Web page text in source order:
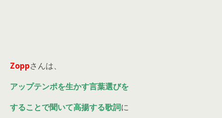
Zoppさんは、
アップテンポを生かす言葉選びを
することで聞いて高揚する歌詞に